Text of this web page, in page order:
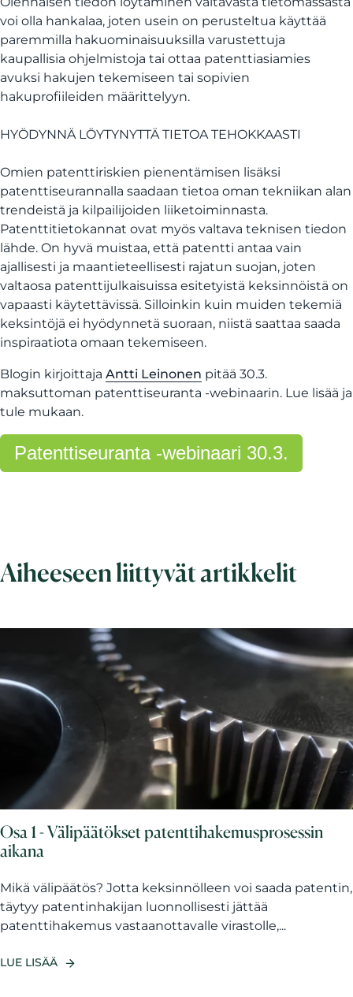
voi olla hankalaa, joten usein on perusteltua käyttää
paremmilla hakuominaisuuksilla varustettuja
kaupallisia ohjelmistoja tai ottaa patenttiasiamies
avuksi hakujen tekemiseen tai sopivien
hakuprofiileiden määrittelyyn.
HYÖDYNNÄ LÖYTYNYTTÄ TIETOA TEHOKKAASTI
Omien patenttiriskien pienentämisen lisäksi
patenttiseurannalla saadaan tietoa oman tekniikan alan
trendeistä ja kilpailijoiden liiketoiminnasta.
Patenttitietokannat ovat myös valtava teknisen tiedon
lähde. On hyvä muistaa, että patentti antaa vain
ajallisesti ja maantieteellisesti rajatun suojan, joten
valtaosa patenttijulkaisuissa esitetyistä keksinnöistä on
vapaasti käytettävissä. Silloinkin kuin muiden tekemiä
keksintöjä ei hyödynnetä suoraan, niistä saattaa saada
inspiraatiota omaan tekemiseen.
Blogin kirjoittaja Antti Leinonen pitää 30.3.
maksuttoman patenttiseuranta -webinaarin. Lue lisää ja
tule mukaan.
Patenttiseuranta -webinaari 30.3.
Aiheeseen liittyvät artikkelit
Osa 1 - Välipäätökset patenttihakemusprosessin
aikana
Mikä välipäätös? Jotta keksinnölleen voi saada patentin,
täytyy patentinhakijan luonnollisesti jättää
patenttihakemus vastaanottavalle virastolle,...
LUE LISÄÄ